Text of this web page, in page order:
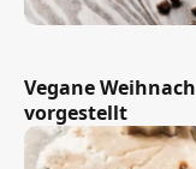
Vegane
vorgestellt